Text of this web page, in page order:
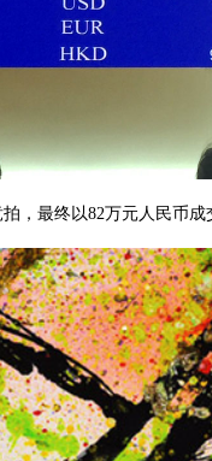
，最终以82万元人民币成